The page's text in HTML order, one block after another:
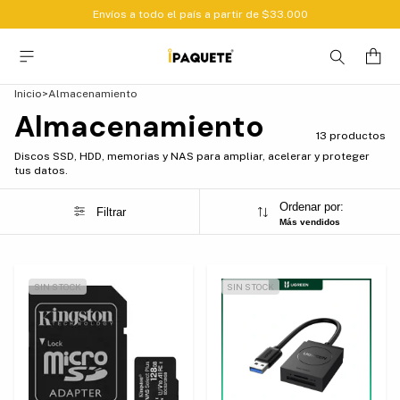
Envíos a todo el país a partir de $33.000
Inicio>Almacenamiento
Almacenamiento
13 productos
Discos SSD, HDD, memorias y NAS para ampliar, acelerar y proteger
tus datos.
Filtrar Ordenar por:
Más vendidos
SIN STOCK SIN STOCK